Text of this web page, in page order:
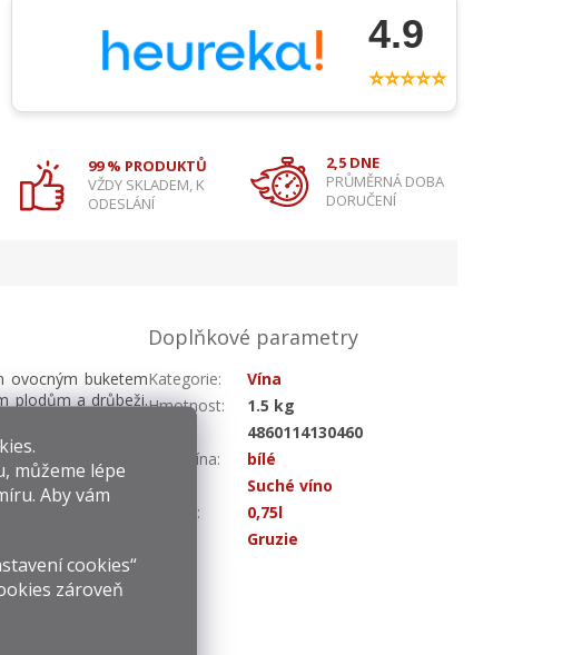
můžeme lépe
Aby vám
cookies“
zároveň
4.9
⭐⭐⭐⭐⭐
99 % PRODUKTŮ
VŽDY SKLADEM, K
ODESLÁNÍ
2,5 DNE
PRŮMĚRNÁ DOBA
DORUČENÍ
ovocným buketem
plodům a drůbeži.
Doplňkové parametry
Kategorie:
Vína
Hmotnost:
1.5 kg
4860114130460
Druh vína:
bílé
Suché víno
:
0,75l
Gruzie